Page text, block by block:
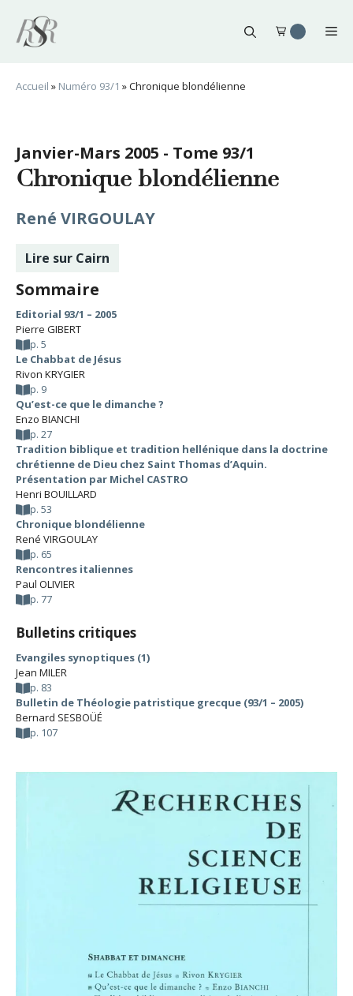
contenu
Accueil » Numéro 93/1 »Chronique blondélienne
Janvier-Mars 2005 - Tome 93/1
Chronique blondélienne
René VIRGOULAY
Lire sur Cairn
Sommaire
Editorial 93/1 – 2005
Pierre GIBERT
p. 5
Le Chabbat de Jésus
Rivon KRYGIER
p. 9
Qu’est-ce que le dimanche ?
Enzo BIANCHI
p. 27
Tradition biblique et tradition hellénique dans la doctrine
chrétienne de Dieu chez Saint Thomas d’Aquin.
Présentation par Michel CASTRO
Henri BOUILLARD
p. 53
Chronique blondélienne
René VIRGOULAY
p. 65
Rencontres italiennes
Paul OLIVIER
p. 77
Bulletins critiques
Evangiles synoptiques (1)
Jean MILER
p. 83
Bulletin de Théologie patristique grecque (93/1 – 2005)
Bernard SESBOÜÉ
p. 107